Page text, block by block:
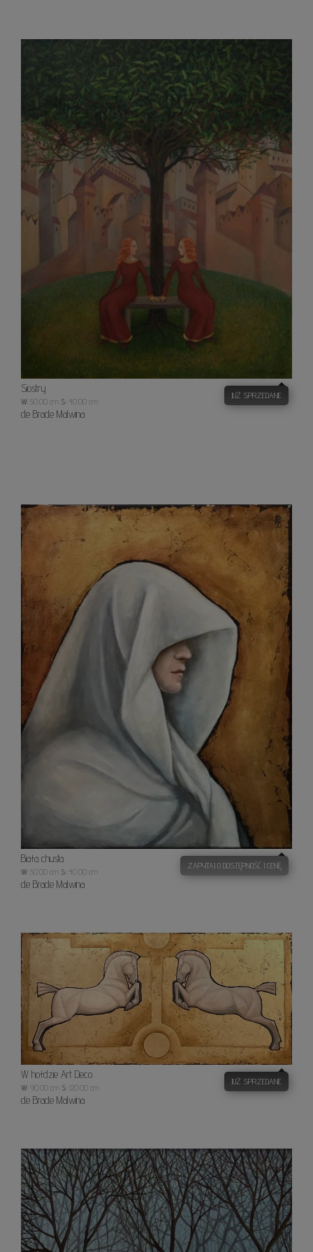
Siostry
W: 50.00 cm S: 40.00 cm
de Brade Malwina
JUŻ SPRZEDANE
Biała chusta
W: 50.00 cm S: 40.00 cm
de Brade Malwina
ZAPYTAJ O DOSTĘPNOŚĆ I CENĘ
W
Art
Deco
W hołdzie Art Deco
W: 90.00 cm S: 120.00 cm
de Brade Malwina
JUŻ SPRZEDANE